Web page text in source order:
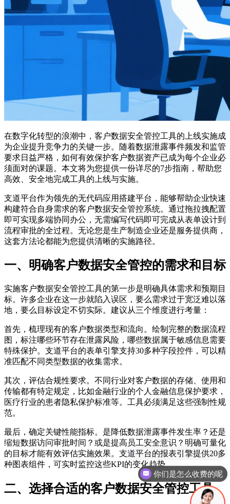
在数字化转型的浪潮中，客户数据安全管控工具的上线实施成
为企业提升竞争力的关键一步。随着数据泄露事件频发和监管
要求日益严格，如何有效保护客户数据资产已成为每个企业必
须面对的课题。本文将为您提供一份详尽的7步指南，帮助您
高效、安全地完成工具的上线与实施。
支道平台作为领先的无代码应用搭建平台，能够帮助企业快速
构建符合自身需求的客户数据安全管控系统。通过拖拉拽配置
即可实现多端协同办公，无需编写代码即可完成从表单设计到
流程审批的全过程。无论您是生产制造企业还是服务提供商，
这套方法论都能为您提供清晰的实施路径。
一、明确客户数据安全管控的需求和目标
实施客户数据安全管控工具的第一步是明确具体需求和预期目
标。许多企业在这一步就陷入误区，要么需求过于宽泛难以落
地，要么目标设定不切实际。建议从三个维度进行考量：
首先，梳理现有的客户数据类型和流向。绘制完整的数据流程
图，标注哪些环节存在泄露风险，哪些数据属于敏感信息需要
特殊保护。支道平台的表单引擎支持30多种字段控件，可以精
准匹配不同类型数据的收集需求。
其次，评估合规性要求。不同行业对客户数据的存储、使用和
传输都有特定规定，比如金融行业的个人金融信息保护要求，
医疗行业的患者隐私保护标准等。工具必须满足这些强制性规
范。
最后，确定关键性能指标。是降低数据泄露事件发生率？还是
缩短数据访问审批时间？或是提高员工安全意识？明确可量化
的目标才能有效评估实施效果。支道平台的报表引擎提供20多
种图表组件，可实时监控这些KPI的变化趋势。
二、选择合适的客户数据安全管控工具
你们是怎么收费的呢